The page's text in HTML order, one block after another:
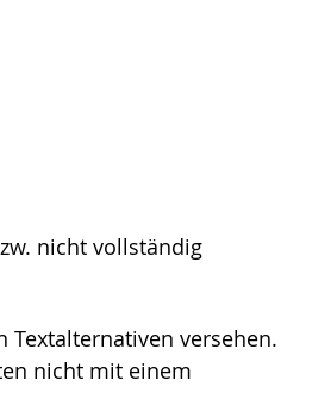
nicht vollständig
versehen.
nicht mit einem